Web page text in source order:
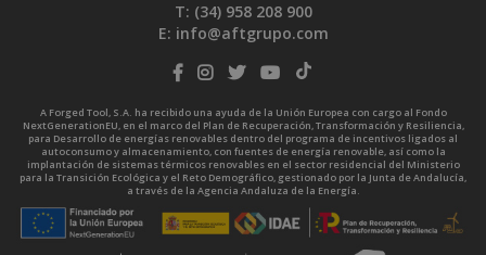
T: (34) 958 208 900
E: info@aftgrupo.com
A Forged Tool, S.A. ha recibido una ayuda de la Unión Europea con cargo al Fondo
NextGenerationEU, en el marco del Plan de Recuperación, Transformación y Resiliencia,
para Desarrollo de energías renovables dentro del programa de incentivos ligados al
autoconsumo y almacenamiento, con fuentes de energía renovable, así como la
implantación de sistemas térmicos renovables en el sector residencial del Ministerio
para la Transición Ecológica y el Reto Demográfico, gestionado por la Junta de Andalucía,
a través de la Agencia Andaluza de la Energía.